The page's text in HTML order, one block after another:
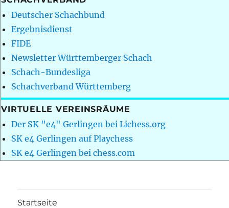
Deutscher Schachbund
Ergebnisdienst
FIDE
Newsletter Württemberger Schach
Schach-Bundesliga
Schachverband Württemberg
VIRTUELLE VEREINSRÄUME
Der SK "e4" Gerlingen bei Lichess.org
SK e4 Gerlingen auf Playchess
SK e4 Gerlingen bei chess.com
Startseite